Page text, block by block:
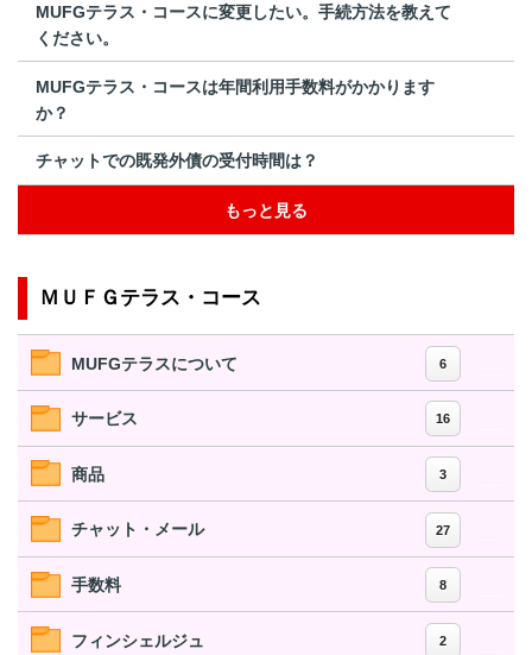
MUFGテラス・コースに変更したい。手続方法を教えて
ください。
MUFGテラス・コースは年間利用手数料がかかります
か？
チャットでの既発外債の受付時間は？
もっと見る
ＭＵＦＧテラス・コース
MUFGテラスについて 6
サービス 16
商品 3
チャット・メール 27
手数料 8
フィンシェルジュ 2